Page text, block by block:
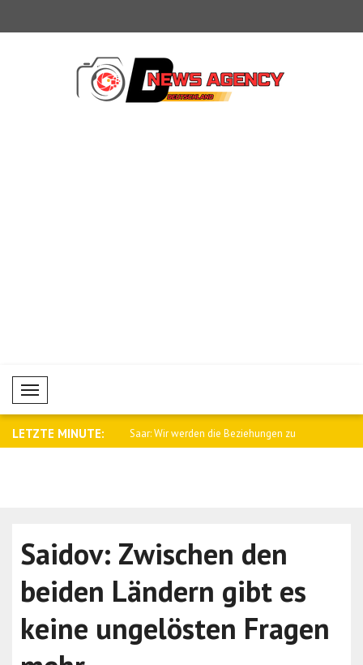
Mobil Menü
LETZTE MINUTE:
Baqaei an Saar: Wir werden die Beziehungen zu
Saidov: Zwischen den
beiden Ländern gibt es
keine ungelösten Fragen